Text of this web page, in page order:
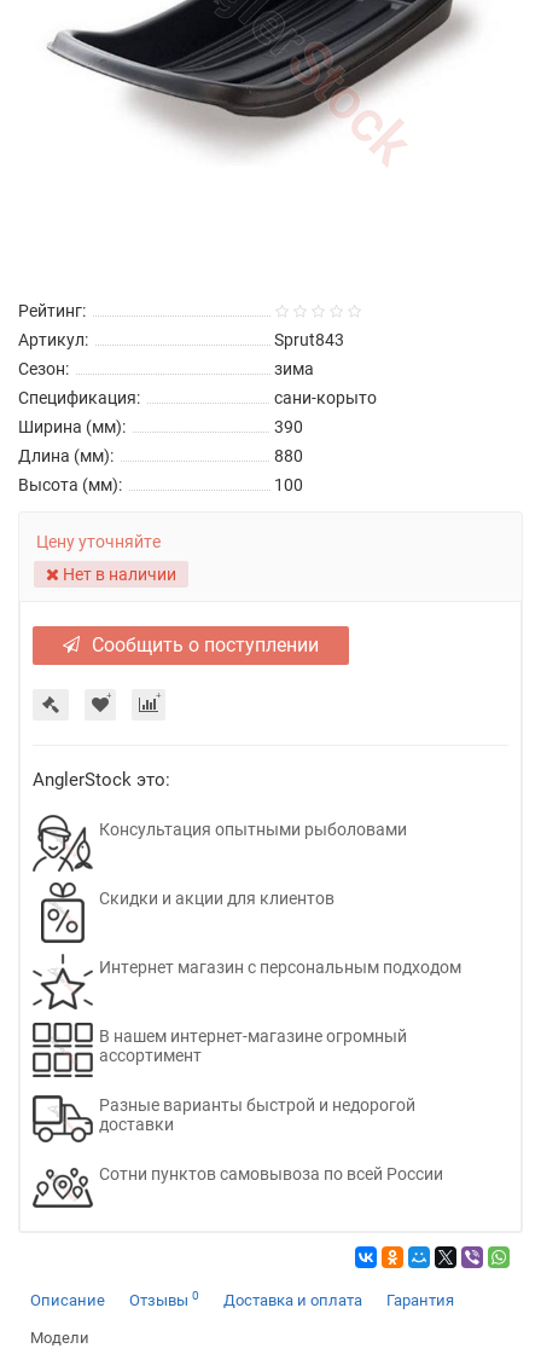
Рейтинг:
Артикул:
Sprut843
Сезон:
зима
Спецификация:
сани-корыто
Ширина (мм):
390
Длина (мм):
880
Высота (мм):
100
Цену уточняйте
Нет в наличии
Сообщить о поступлении
AnglerStock это:
Консультация опытными рыболовами
Скидки и акции для клиентов
Интернет магазин с персональным подходом
В нашем интернет-магазине огромный
ассортимент
Разные варианты быстрой и недорогой
доставки
Сотни пунктов самовывоза по всей России
Описание Отзывы 0 Доставка и оплата Гарантия
Модели